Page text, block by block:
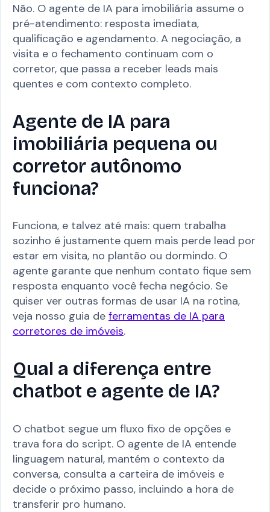
Não. O agente de IA para imobiliária assume o
pré-atendimento: resposta imediata,
qualificação e agendamento. A negociação, a
visita e o fechamento continuam com o
corretor, que passa a receber leads mais
quentes e com contexto completo.
Agente de IA para
imobiliária pequena ou
corretor autônomo
funciona?
Funciona, e talvez até mais: quem trabalha
sozinho é justamente quem mais perde lead por
estar em visita, no plantão ou dormindo. O
agente garante que nenhum contato fique sem
resposta enquanto você fecha negócio. Se
quiser ver outras formas de usar IA na rotina,
veja nosso guia de ferramentas de IA para
corretores de imóveis.
Qual a diferença entre
chatbot e agente de IA?
O chatbot segue um fluxo fixo de opções e
trava fora do script. O agente de IA entende
linguagem natural, mantém o contexto da
conversa, consulta a carteira de imóveis e
decide o próximo passo, incluindo a hora de
transferir pro humano.